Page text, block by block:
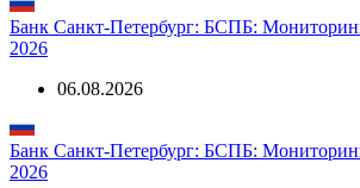
Банк Санкт-Петербург: БСПБ:
2026
06.08.2026
Банк Санкт-Петербург: БСПБ:
2026